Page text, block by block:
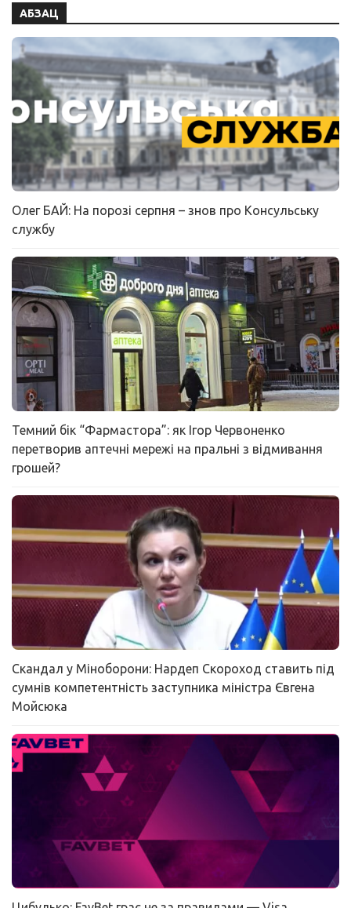
АБЗАЦ
Олег БАЙ: На порозі серпня – знов про Консульську
службу
Темний бік “Фармастора”: як Ігор Червоненко
перетворив аптечні мережі на пральні з відмивання
грошей?
Скандал у Міноборони: Нардеп Скороход ставить під
сумнів компетентність заступника міністра Євгена
Мойсюка